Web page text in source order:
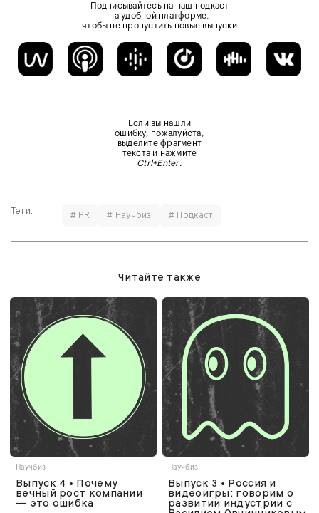
Подписывайтесь на наш подкаст
на удобной платформе,
чтобы не пропустить новые выпуски
Если вы нашли
ошибку, пожалуйста,
выделите фрагмент
текста и нажмите
Ctrl+Enter.
Теги: # PR # Научбиз # Подкаст
Читайте также
Научбиз
Выпуск 4 • Почему
вечный рост компании
— это ошибка
Научбиз
Выпуск 3 • Россия и
видеоигры: говорим о
развитии индустрии с